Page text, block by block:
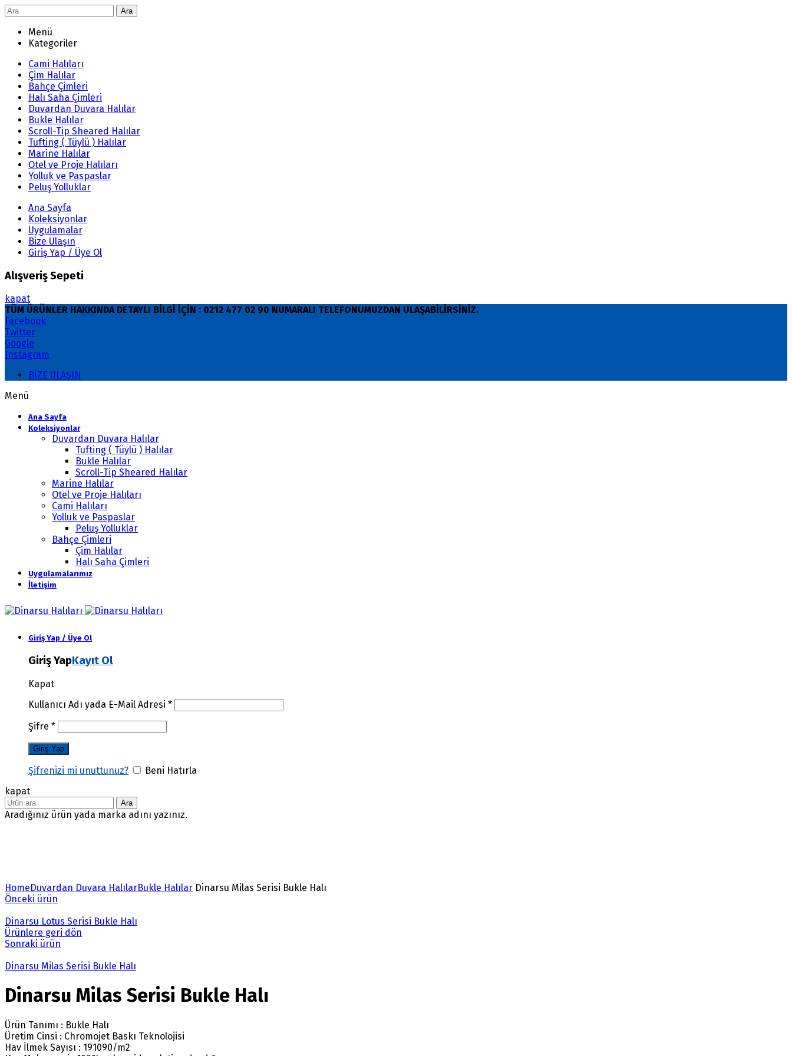
Ara
Menü
Kategoriler
Cami Halıları
Çim Halılar
Bahçe Çimleri
Halı Saha Çimleri
Duvardan Duvara Halılar
Bukle Halılar
Scroll-Tip Sheared Halılar
Tufting ( Tüylü ) Halılar
Marine Halılar
Otel ve Proje Halıları
Yolluk ve Paspaslar
Peluş Yolluklar
Ana Sayfa
Koleksiyonlar
Uygulamalar
Bize Ulaşın
Giriş Yap / Üye Ol
Alışveriş Sepeti
kapat
TÜM ÜRÜNLER HAKKINDA DETAYLI BİLGİ İÇİN : 0212 477 02 90 NUMARALI TELEFONUMUZDAN ULAŞABİLİRSİNİZ.
Facebook
Twitter
Google
Instagram
BİZE ULAŞIN
Menü
Ana Sayfa
Koleksiyonlar
Duvardan Duvara Halılar
Tufting ( Tüylü ) Halılar
Bukle Halılar
Scroll-Tip Sheared Halılar
Marine Halılar
Otel ve Proje Halıları
Cami Halıları
Yolluk ve Paspaslar
Peluş Yolluklar
Bahçe Çimleri
Çim Halılar
Halı Saha Çimleri
Uygulamalarımız
İletişim
Giriş Yap / Üye Ol
Giriş YapKayıt Ol
Kapat
Kullanıcı Adı yada E-Mail Adresi *
Şifre *
Şifrenizi mi unuttunuz?
Beni Hatırla
kapat
Ara
Aradığınız ürün yada marka adını yazınız.
HomeDuvardan Duvara HalılarBukle Halılar Dinarsu Milas Serisi Bukle Halı
Önceki ürün
Dinarsu Lotus Serisi Bukle Halı
Ürünlere geri dön
Sonraki ürün
Dinarsu Milas Serisi Bukle Halı
Dinarsu Milas Serisi Bukle Halı
Ürün Tanımı : Bukle Halı
Üretim Cinsi : Chromojet Baskı Teknolojisi
Hav İlmek Sayısı : 191090/m2